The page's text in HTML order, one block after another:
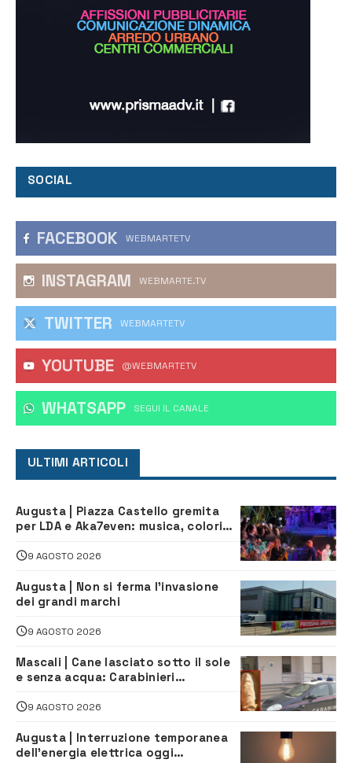
SOCIAL
FACEBOOK WEBMARTETV
INSTAGRAM WEBMARTE.TV
TWITTER WEBMARTETV
YOUTUBE @WEBMARTETV
WHATSAPP ‎SEGUI IL CANALE
ULTIMI ARTICOLI
Augusta | Piazza Castello gremita
per LDA e Aka7even: musica, colori
9 AGOSTO 2026
Augusta | Non si ferma l’invasione
dei grandi marchi
9 AGOSTO 2026
Mascali | Cane lasciato sotto il sole
e senza acqua: Carabinieri
9 AGOSTO 2026
Augusta | Interruzione temporanea
dell’energia elettrica oggi